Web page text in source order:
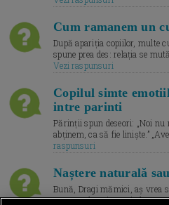
Cum ramanem un
După apariția copiilor, multe
spune prea des: relația se
Vezi raspunsuri
Copilul simte
intre parinti
Părinții spun deseori: „Noi nu
abținem, ca să fie liniște.”
raspunsuri
Naștere naturală
Bună, Dragi mămici, aș vrea
peste 38 de ani, ce ați ales: